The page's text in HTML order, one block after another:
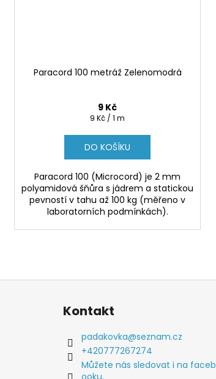
Paracord 100 metráž Zelenomodrá
9 Kč
Měrná
9 Kč / 1 m
DO KOŠÍKU
Paracord 100 (Microcord) je 2 mm
polyamidová šňůra s jádrem a statickou
pevností v tahu až 100 kg (měřeno v
laboratorních podmínkách).
Z
Kontakt
padakovka@seznam.cz
+420777267274
Můžete nás sledovat i na faceb
ooku.